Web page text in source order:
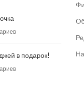
в подарок!